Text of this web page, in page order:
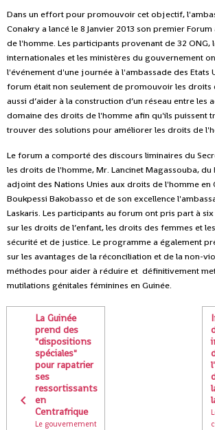
Dans un effort pour promouvoir cet objectif,
Conakry a lancé le 8 Janvier 2013 son premier
de l'homme. Les participants provenant de 32 ONG,
internationales et les ministères du gouvernement
l'événement d'une journée à l'ambassade des Etats
forum était non seulement de promouvoir les droits
aussi d’aider à la construction d’un réseau entre les
domaine des droits de l'homme afin qu'ils puissent
trouver des solutions pour améliorer les droits de
Le forum a comporté des discours liminaires du
les droits de l'homme, Mr. Lancinet Magassouba,
adjoint des Nations Unies aux droits de l'homme en
Boukpessi Bakobasso et de son excellence
Laskaris. Les participants au forum ont pris part à
sur les droits de l’enfant, les droits des femmes et
sécurité et de justice. Le programme a également
sur les avantages de la réconciliation et de la non-
méthodes pour aider à réduire et définitivement
mutilations génitales féminines en Guinée.
La Guinée
prend des
"dispositions
spéciales"
pour rapatrier
ses
ressortissants
en
Centrafrique
Le gouvernement